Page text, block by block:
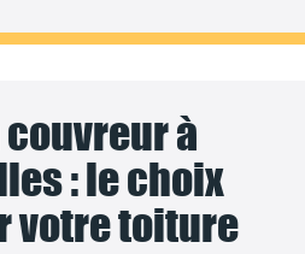
à
: le choix
votre toiture